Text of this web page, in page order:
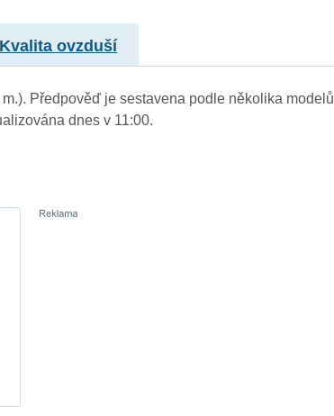
Kvalita ovzduší
Předpověď je sestavena podle několika modelů
dnes v 11:00.